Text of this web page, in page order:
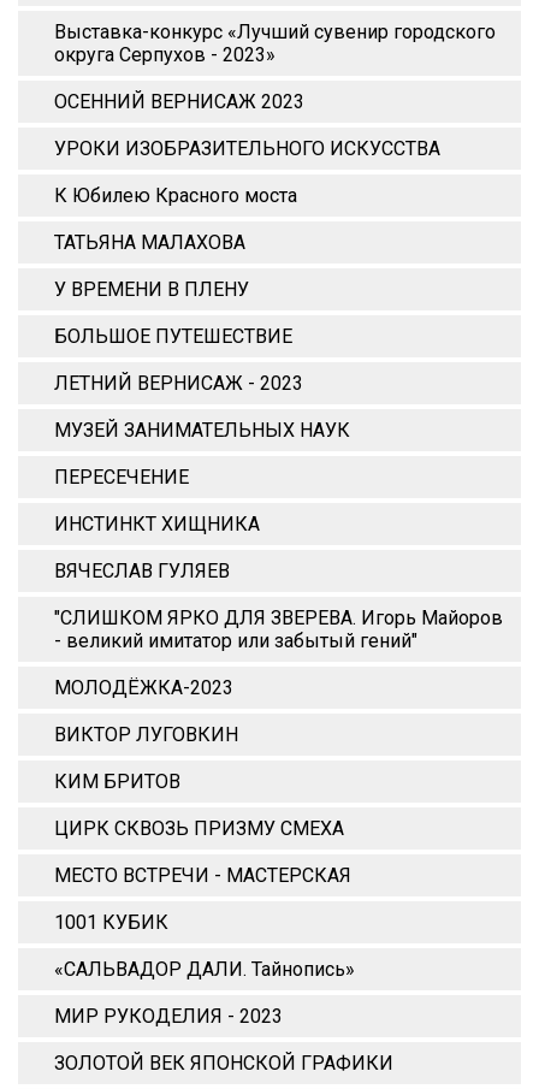
Выставка-конкурс «Лучший сувенир городского
округа Серпухов - 2023»
ОСЕННИЙ ВЕРНИСАЖ 2023
УРОКИ ИЗОБРАЗИТЕЛЬНОГО ИСКУССТВА
К Юбилею Красного моста
ТАТЬЯНА МАЛАХОВА
У ВРЕМЕНИ В ПЛЕНУ
БОЛЬШОЕ ПУТЕШЕСТВИЕ
ЛЕТНИЙ ВЕРНИСАЖ - 2023
МУЗЕЙ ЗАНИМАТЕЛЬНЫХ НАУК
ПЕРЕСЕЧЕНИЕ
ИНСТИНКТ ХИЩНИКА
ВЯЧЕСЛАВ ГУЛЯЕВ
"СЛИШКОМ ЯРКО ДЛЯ ЗВЕРЕВА. Игорь Майоров
- великий имитатор или забытый гений"
МОЛОДЁЖКА-2023
ВИКТОР ЛУГОВКИН
КИМ БРИТОВ
ЦИРК СКВОЗЬ ПРИЗМУ СМЕХА
МЕСТО ВСТРЕЧИ - МАСТЕРСКАЯ
1001 КУБИК
«САЛЬВАДОР ДАЛИ. Тайнопись»
МИР РУКОДЕЛИЯ - 2023
ЗОЛОТОЙ ВЕК ЯПОНСКОЙ ГРАФИКИ